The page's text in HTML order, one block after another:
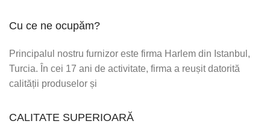
Cu ce ne ocupăm?
Principalul nostru furnizor este firma Harlem din Istanbul,
Turcia. În cei 17 ani de activitate, firma a reușit datorită
calității produselor și
CALITATE SUPERIOARĂ